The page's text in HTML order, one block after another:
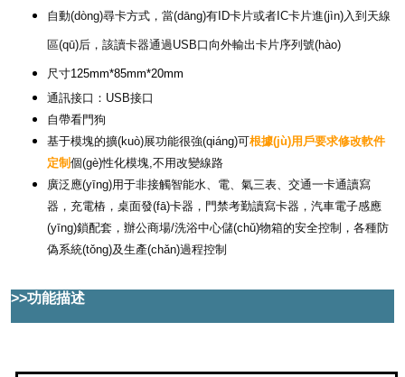
自動(dòng)尋卡方式，當(dāng)有ID卡片或者IC卡片進(jìn)入到天線
區(qū)后，該讀卡器通過USB口向外輸出卡片序列號(hào)
尺寸125mm*85mm*20mm
通訊接口：USB接口
自帶看門狗
基于模塊的擴(kuò)展功能很強(qiáng)可根據(jù)用戶要求修改軟件
定制個(gè)性化模塊,不用改變線路
廣泛應(yīng)用于非接觸智能水、電、氣三表、交通一卡通讀寫
器，充電樁，桌面發(fā)卡器，門禁考勤讀寫卡器，汽車電子感應
(yīng)鎖配套，辦公商場/洗浴中心儲(chǔ)物箱的安全控制，各種防
偽系統(tǒng)及生產(chǎn)過程控制
>>功能描述